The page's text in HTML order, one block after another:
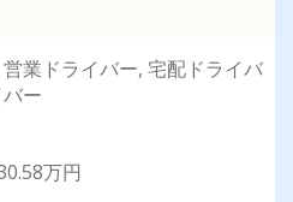
業ドライバー, 宅配ドライバ
ー
万円